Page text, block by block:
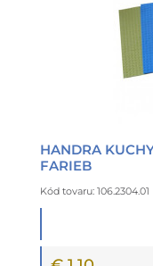
HANDRA
FARIEB
Kód tovaru: 106.2304.01